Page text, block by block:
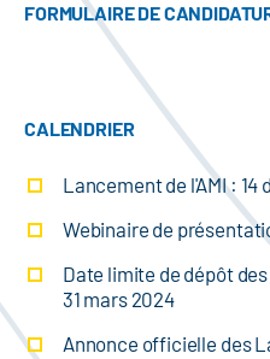
FORMULAIRE DE
CALENDRIER
Lancement de l'AMI : 14
Webinaire de
Date limite de dépôt
31 mars 2024
Annonce officielle des